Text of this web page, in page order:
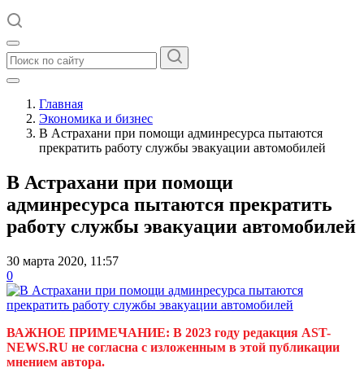
Главная
Экономика и бизнес
В Астрахани при помощи админресурса пытаются
прекратить работу службы эвакуации автомобилей
В Астрахани при помощи
админресурса пытаются прекратить
работу службы эвакуации автомобилей
30 марта 2020, 11:57
0
ВАЖНОЕ ПРИМЕЧАНИЕ: В 2023 году редакция AST-
NEWS.RU не согласна с изложенным в этой публикации
мнением автора.